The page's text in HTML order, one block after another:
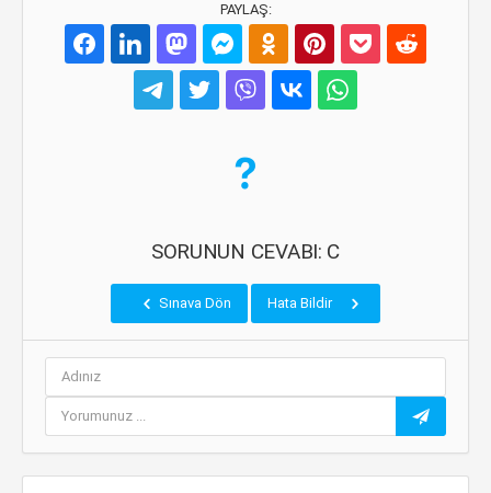
PAYLAŞ:
SORUNUN CEVABI: C
Sınava Dön Hata Bildir